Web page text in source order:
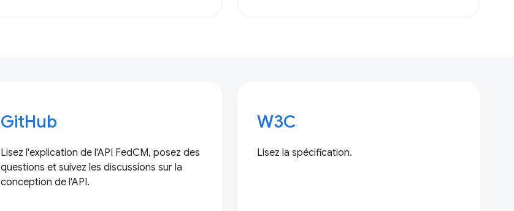
GitHub
Lisez l'explication de l'API FedCM, posez des
questions et suivez les discussions sur la
conception de l'API.
W3C
Lisez la spécification.